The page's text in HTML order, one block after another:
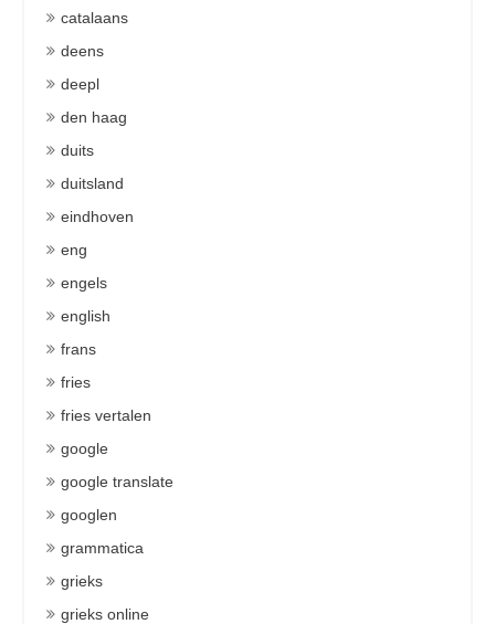
catalaans
deens
deepl
den haag
duits
duitsland
eindhoven
eng
engels
english
frans
fries
fries vertalen
google
google translate
googlen
grammatica
grieks
grieks online